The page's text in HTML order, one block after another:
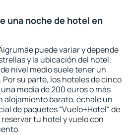
una noche de hotel en
puede variar y depende
y la ubicación del hotel.
nivel medio suele tener un
su parte, los hoteles de cinco
media de 200 euros o más
alojamiento barato, échale un
de paquetes “Vuelo+Hotel“ de
tu hotel y vuelo con